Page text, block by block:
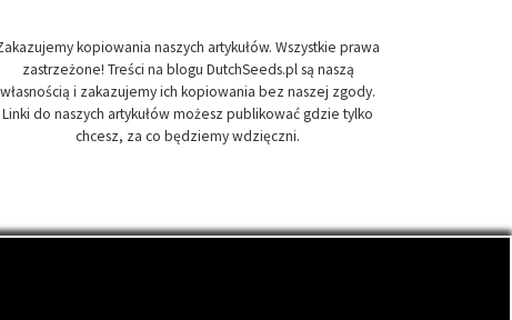
kopiowania naszych artykułów. Wszystkie prawa
zastrzeżone! Treści na blogu DutchSeeds.pl są naszą
własnością i zakazujemy ich kopiowania bez naszej zgody.
Linki do naszych artykułów możesz publikować gdzie tylko
chcesz, za co będziemy wdzięczni.
indyjskich, zwanych cannabis.